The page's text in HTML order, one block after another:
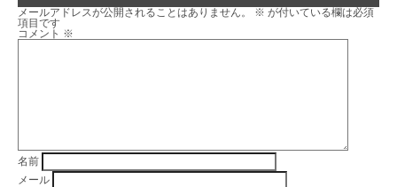
メールアドレスが公開されることはありません。 ※ が付いている欄は必須
項目です
コメント ※
名前
メール